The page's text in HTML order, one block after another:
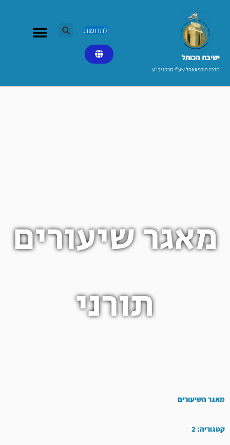
ישיבת הכותל​
מרכז תורני וואהל שע"י מרכז יב"ע
לתרומות
מאגר שיעורים
תורני
מאגר השיעורים
קטגוריה: 2